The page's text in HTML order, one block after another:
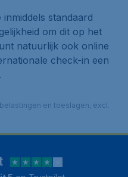
standaard
om dit op het
natuurlijk ook online
check-in een
en toeslagen, excl.